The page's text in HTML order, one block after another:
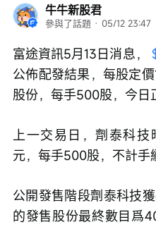
牛牛新股君
參與了話題 · 05/12 23:47
富途資訊5月13日消息，
公佈配發結果，每股定
股份，每手500股，今日
上一交易日，劑泰科技
元，每手500股，不計手
公開發售階段劑泰科技
的發售股份最終數目爲